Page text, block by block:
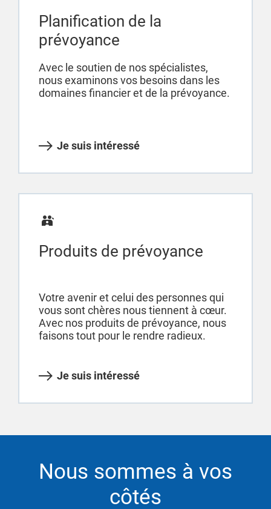
Planification de la
prévoyance
Avec le soutien de nos spécialistes,
nous examinons vos besoins dans les
domaines financier et de la prévoyance.
Je suis intéressé
Produits de prévoyance
Votre avenir et celui des personnes qui
vous sont chères nous tiennent à cœur.
Avec nos produits de prévoyance, nous
faisons tout pour le rendre radieux.
Je suis intéressé
Nous sommes à vos
côtés